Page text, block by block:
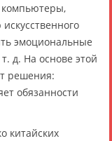
компьютеры,
эмоциональные
д. На основе этой
решения:
обязанности
китайских